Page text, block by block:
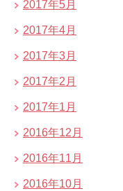
2017年5月
2017年4月
2017年3月
2017年2月
2017年1月
2016年12月
2016年11月
2016年10月